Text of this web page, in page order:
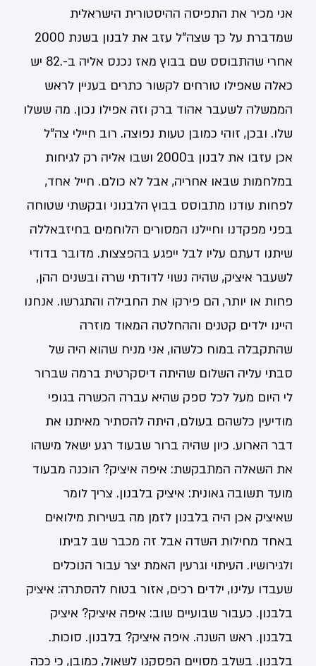
אני מכיר את התפיסה ההיסטורית הישראלית
שמדברת על כך שצה"ל עזב את לבנון בשנת 2000
אחרי שהתבוסס שם בבוץ מאז נכנס אליה ב-.82 יש
כאלה שאפילו טורחים לקשור כתרים בעניין לראש
הממשלה לשעבר אהוד ברק וזה אפילו נכון. מה ששלו
שלו. ובכן, זוהי כמובן טעות נפוצה. רוב חיילי צה"ל
אכן עזבו את לבנון ב2000 ושבו אליה רק לגיחות
במלחמות שבאו אחריה, אבל לא כולם. חייל אחד,
לפחות עודנו מתבוסס בבוץ הלבנוני ובקשתי שטוחה
בפני מפקדנו וחיילנו המסורים הלוחמים בחיזבאללה
שיתנו דעתם עליו לבל ייפגע בהפצצות. מדובר בדודי
לשעבר איציק, שהיה נשוי לדודתי שרה ובשנים ההן,
פחות או יותר, הם פירקו את החבילה והתגרשו. אנחנו
היינו ילדים קטנים וההחלטה המאוד מוזרה
שהתקבלה במוח כלשהו, אני מניח שהוא היה של
סבתי עליה השלום שהיתה דיסקרטית ברמה שברור
לי היום מעל לכל ספק שהיא עברה הכשרה בגופי
מודיעין כלשהם בעולם, היתה להסתיר מאיתנו את
דבר הארוע. כיון שהיה ברור שבעוד רגע ישאל מישהו
את השאלה המתבקשת: איפה איציק? הוכנה מבעוד
מועד תשובה גאונית: איציק בלבנון. צריך לומר
שאיציק אכן היה בלבנון לזמן מה בשירות מילואים
באחד מחילות השדה אבל זה מכבר שב לביתו
ולגירושיו. העיתוי וגרעין האמת יצר עבור הנוכלים
שעבדו עלינו, ילדים רכים, אזור בטוח להסתרה: איציק
בלבנון. כעבור שבועיים שוב: איפה איציק? איציק
בלבנון. ראש השנה. איפה איציק? בלבנון. סוכות.
בלבנון. בשלב מסויים הפסקנו לשאול, כמובן, כי ככה